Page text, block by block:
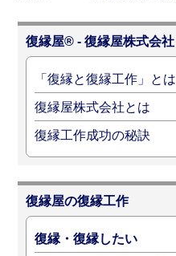
復縁屋® - 復縁屋株式会社
「復縁と復縁工作」とは
復縁屋株式会社とは
復縁工作成功の秘訣
復縁屋の復縁工作
復縁・復縁したい